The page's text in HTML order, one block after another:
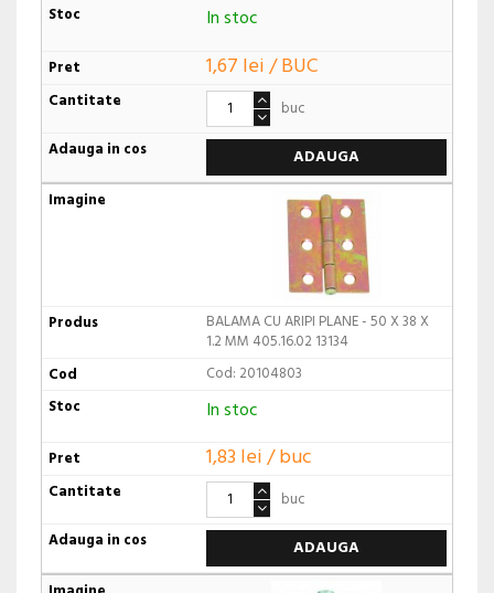
In stoc
1,67 lei / BUC
buc
ADAUGA
BALAMA CU ARIPI PLANE - 50 X 38 X
1.2 MM 405.16.02 13134
Cod: 20104803
In stoc
1,83 lei / buc
buc
ADAUGA